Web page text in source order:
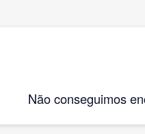
Não conseguimos